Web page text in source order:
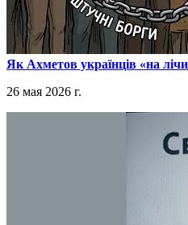
​Як Ахметов українців «на
26 мая 2026 г.